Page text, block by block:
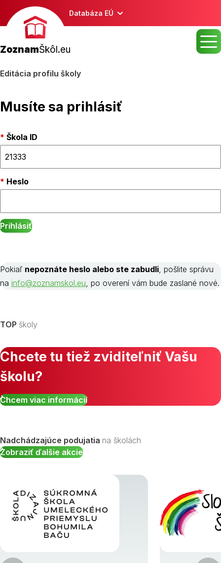
Databáza EÚ
ZoznamŠkôl.eu
Editácia profilu školy
Musíte sa prihlásiť
Škola ID
Heslo
Pokiaľ nepoznáte heslo alebo ste zabudli, pošlite správu
na info@zoznamskol.eu, po overení vám bude zaslané nové.
TOP školy
Chcete tu tiež zviditeľniť Vašu
školu?
Chcem viac informácií
Nadchádzajúce podujatia na školách
Zobraziť ďalšie akcie